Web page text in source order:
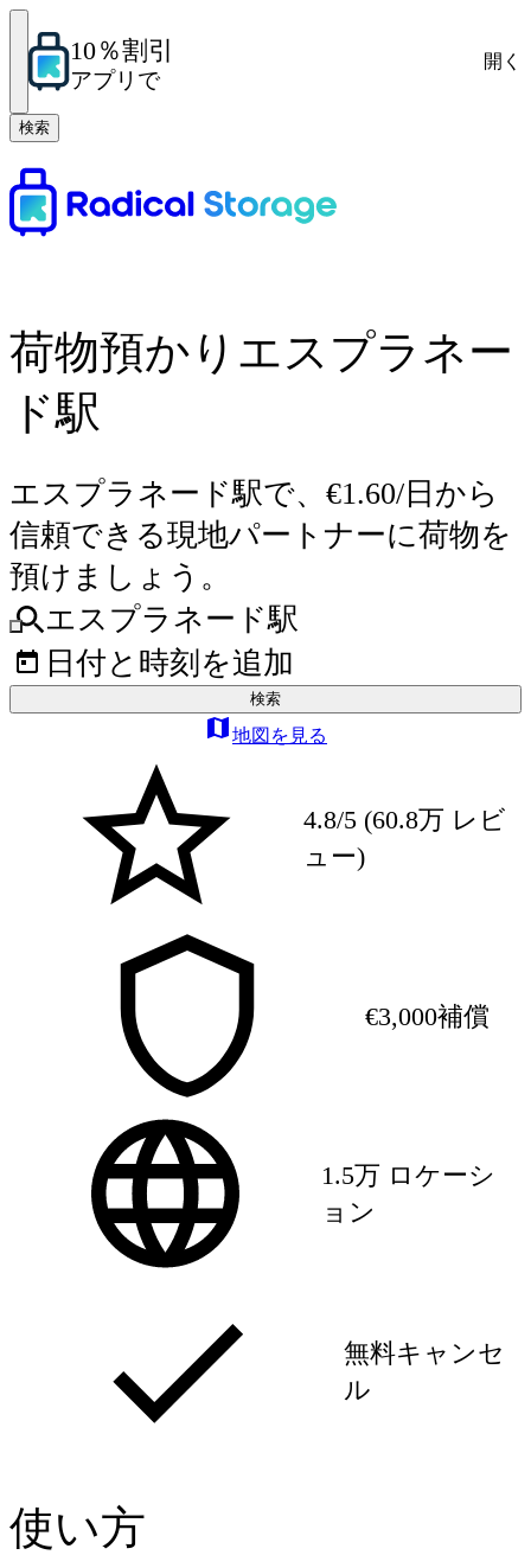
10％割引
アプリで
開く
検索
荷物預かりエスプラネー
ド駅
エスプラネード駅で、€1.60/日から
信頼できる現地パートナーに荷物を
預けましょう。
エスプラネード駅
日付と時刻を追加
検索
地図を見る
4.8/5 (60.8万 レビ
ュー)
€3,000補償
1.5万 ロケーシ
ョン
無料キャンセ
ル
使い方